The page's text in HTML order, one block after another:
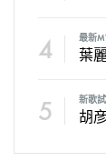
4 最新
5 新歌